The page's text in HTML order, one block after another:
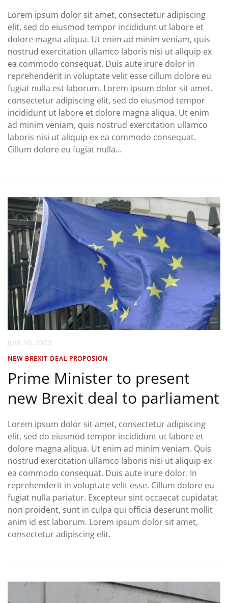
Lorem ipsum dolor sit amet, consectetur adipiscing
elit, sed do eiusmod tempor incididunt ut labore et
dolore magna aliqua. Ut enim ad minim veniam, quis
nostrud exercitation ullamco laboris nisi ut aliquip ex
ea commodo consequat. Duis aute irure dolor in
reprehenderit in voluptate velit esse cillum dolore eu
fugiat nulla est laborum. Lorem ipsum dolor sit amet,
consectetur adipiscing elit, sed do eiusmod tempor
incididunt ut labore et dolore magna aliqua. Ut enim
ad minim veniam, quis nostrud exercitation ullamco
laboris nisi ut aliquip ex ea commodo consequat.
Cillum dolore eu fugiat nulla…
Juni 10, 2020
NEW BREXIT DEAL PROPOSION
Prime Minister to present
new Brexit deal to parliament
Lorem ipsum dolor sit amet, consectetur adipiscing
elit, sed do eiusmod tempor incididunt ut labore et
dolore magna aliqua. Ut enim ad minim veniam. Quis
nostrud exercitation ullamco laboris nisi ut aliquip ex
ea commodo consequat. Duis aute irure dolor. In
reprehenderit in voluptate velit esse. Cillum dolore eu
fugiat nulla pariatur. Excepteur sint occaecat cupidatat
non proident, sunt in culpa qui officia deserunt mollit
anim id est laborum. Lorem ipsum dolor sit amet,
consectetur adipiscing elit.